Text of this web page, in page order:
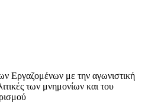
Εργαζομένων με την αγωνιστική
των μνημονίων και του